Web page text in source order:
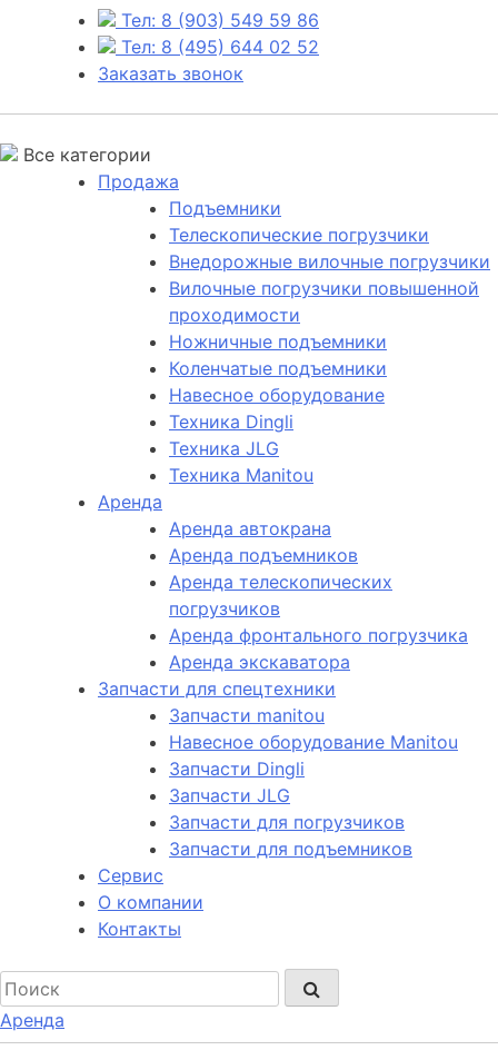
Тел: 8 (903) 549 59 86
Тел: 8 (495) 644 02 52
Заказать звонок
Все категории
Продажа
Подъемники
Телескопические погрузчики
Внедорожные вилочные погрузчики
Вилочные погрузчики повышенной
проходимости
Ножничные подъемники
Коленчатые подъемники
Навесное оборудование
Техника Dingli
Техника JLG
Техника Manitou
Аренда
Аренда автокрана
Аренда подъемников
Аренда телескопических
погрузчиков
Аренда фронтального погрузчика
Аренда экскаватора
Запчасти для спецтехники
Запчасти manitou
Навесное оборудование Manitou
Запчасти Dingli
Запчасти JLG
Запчасти для погрузчиков
Запчасти для подъемников
Cервис
О компании
Контакты
Аренда